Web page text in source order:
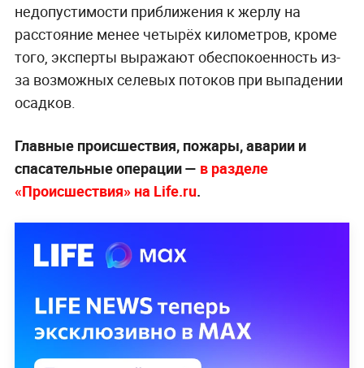
недопустимости приближения к жерлу на
расстояние менее четырёх километров, кроме
того, эксперты выражают обеспокоенность из-
за возможных селевых потоков при выпадении
осадков.
Главные происшествия, пожары, аварии и
спасательные операции — в разделе
«Происшествия» на Life.ru.